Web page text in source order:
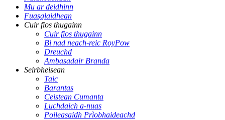
Mu ar deidhinn
Fuasglaidhean
Cuir fios thugainn
Cuir fios thugainn
Bi nad neach-reic RoyPow
Dreuchd
Ambasadair Branda
Seirbheisean
Taic
Barantas
Ceistean Cumanta
Luchdaich a-nuas
Poileasaidh Prìobhaideachd